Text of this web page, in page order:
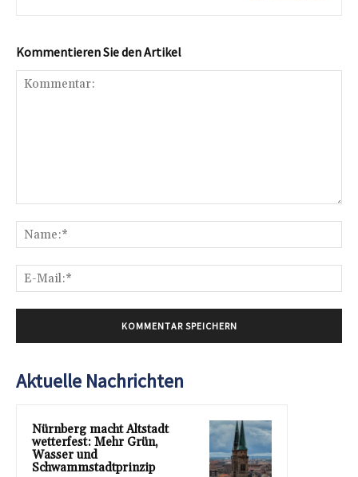
Kommentieren Sie den Artikel
Aktuelle Nachrichten
Nürnberg macht Altstadt
wetterfest: Mehr Grün,
Wasser und
Schwammstadtprinzip